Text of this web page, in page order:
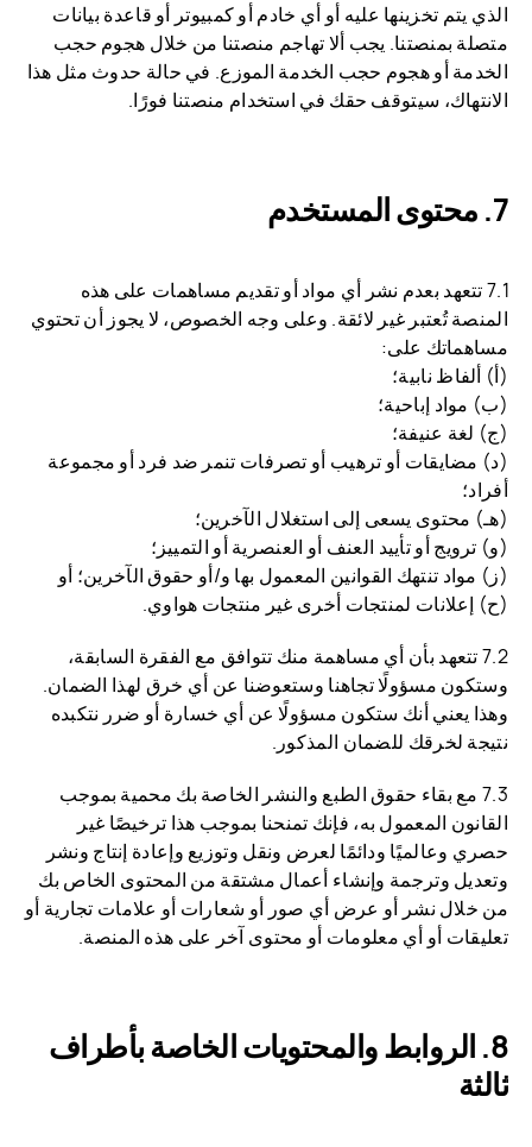
الذي يتم تخزينها عليه أو أي خادم أو كمبيوتر أو قاعدة بيانات
متصلة بمنصتنا. يجب ألا تهاجم منصتنا من خلال هجوم حجب
الخدمة أو هجوم حجب الخدمة الموزع. في حالة حدوث مثل هذا
الانتهاك، سيتوقف حقك في استخدام منصتنا فورًا.
محتوى المستخدم
7.1 تتعهد بعدم نشر أي مواد أو تقديم مساهمات على هذه
المنصة تُعتبر غير لائقة. وعلى وجه الخصوص، لا يجوز أن تحتوي
مساهماتك على:
(أ) ألفاظ نابية؛
(ب) مواد إباحية؛
(ج) لغة عنيفة؛
(د) مضايقات أو ترهيب أو تصرفات تنمر ضد فرد أو مجموعة
أفراد؛
(هـ) محتوى يسعى إلى استغلال الآخرين؛
(و) ترويج أو تأييد العنف أو العنصرية أو التمييز؛
(ز) مواد تنتهك القوانين المعمول بها و/أو حقوق الآخرين؛ أو
(ح) إعلانات لمنتجات أخرى غير منتجات هواوي.
7.2 تتعهد بأن أي مساهمة منك تتوافق مع الفقرة السابقة،
وستكون مسؤولًا تجاهنا وستعوضنا عن أي خرق لهذا الضمان.
وهذا يعني أنك ستكون مسؤولًا عن أي خسارة أو ضرر نتكبده
نتيجة لخرقك للضمان المذكور.
7.3 مع بقاء حقوق الطبع والنشر الخاصة بك محمية بموجب
القانون المعمول به، فإنك تمنحنا بموجب هذا ترخيصًا غير
حصري وعالميًا ودائمًا لعرض ونقل وتوزيع وإعادة إنتاج ونشر
وتعديل وترجمة وإنشاء أعمال مشتقة من المحتوى الخاص بك
من خلال نشر أو عرض أي صور أو شعارات أو علامات تجارية أو
تعليقات أو أي معلومات أو محتوى آخر على هذه المنصة.
الروابط والمحتويات الخاصة بأطراف
ثالثة